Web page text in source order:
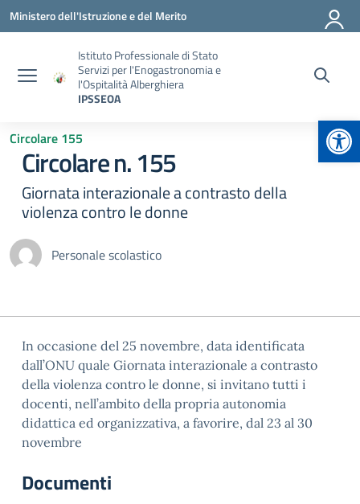
Vai ai contenuti
Vai al menu di navigazione
Vai al footer
Ministero dell'Istruzione e del Merito
Istituto Professionale di Stato
Servizi per l'Enogastronomia e
l'Ospitalità Alberghiera
IPSSEOA
Circolare 155
Circolare n. 155
Giornata interazionale a contrasto della
violenza contro le donne
Personale scolastico
In occasione del 25 novembre, data identificata
dall’ONU quale Giornata interazionale a contrasto
della violenza contro le donne, si invitano tutti i
docenti, nell’ambito della propria autonomia
didattica ed organizzativa, a favorire, dal 23 al 30
novembre
Documenti